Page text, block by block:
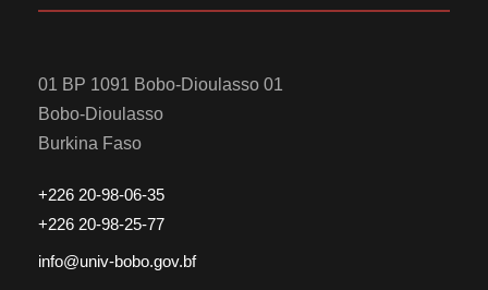
01 BP 1091 Bobo-Dioulasso 01
Bobo-Dioulasso
Burkina Faso
+226 20-98-06-35
+226 20-98-25-77
info@univ-bobo.gov.bf